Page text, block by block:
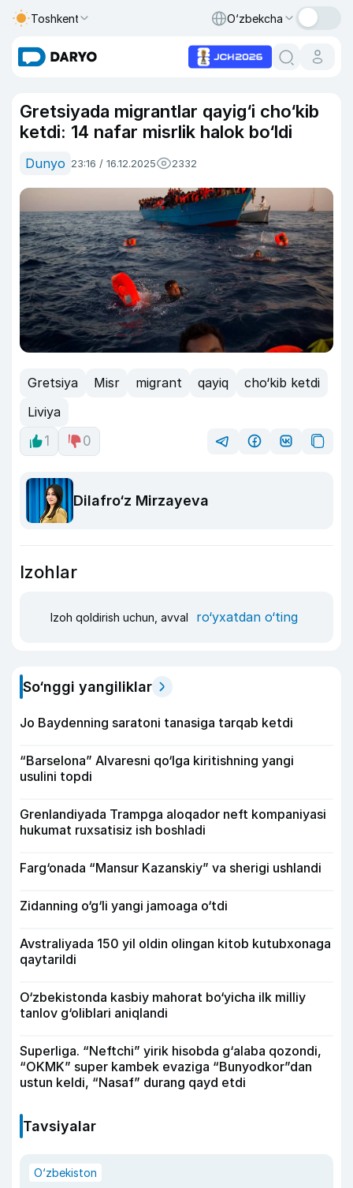
Toshkent O‘zbekcha
Gretsiyada migrantlar qayig‘i cho‘kib
ketdi: 14 nafar misrlik halok bo‘ldi
Dunyo 23:16 / 16.12.2025 2332
Gretsiya Misr migrant qayiq
cho‘kib ketdi
Liviya
1
0
Dilafro‘z Mirzayeva
Izohlar
Izoh qoldirish uchun, avval ro‘yxatdan o‘ting
So‘nggi yangiliklar
Jo Baydenning saratoni tanasiga tarqab ketdi
“Barselona” Alvaresni qo‘lga kiritishning yangi
usulini topdi
Grenlandiyada Trampga aloqador neft kompaniyasi
hukumat ruxsatisiz ish boshladi
Farg‘onada “Mansur Kazanskiy” va sherigi ushlandi
Zidanning o‘g‘li yangi jamoaga o‘tdi
Avstraliyada 150 yil oldin olingan kitob kutubxonaga
qaytarildi
O‘zbekistonda kasbiy mahorat bo‘yicha ilk milliy
tanlov g‘oliblari aniqlandi
Superliga. “Neftchi” yirik hisobda g‘alaba qozondi,
“OKMK” super kambek evaziga “Bunyodkor”dan
ustun keldi, “Nasaf” durang qayd etdi
Tavsiyalar
O‘zbekiston